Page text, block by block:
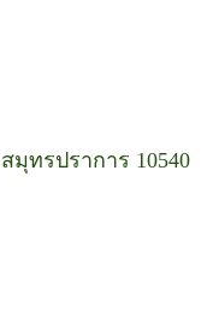
ทรปราการ 10540